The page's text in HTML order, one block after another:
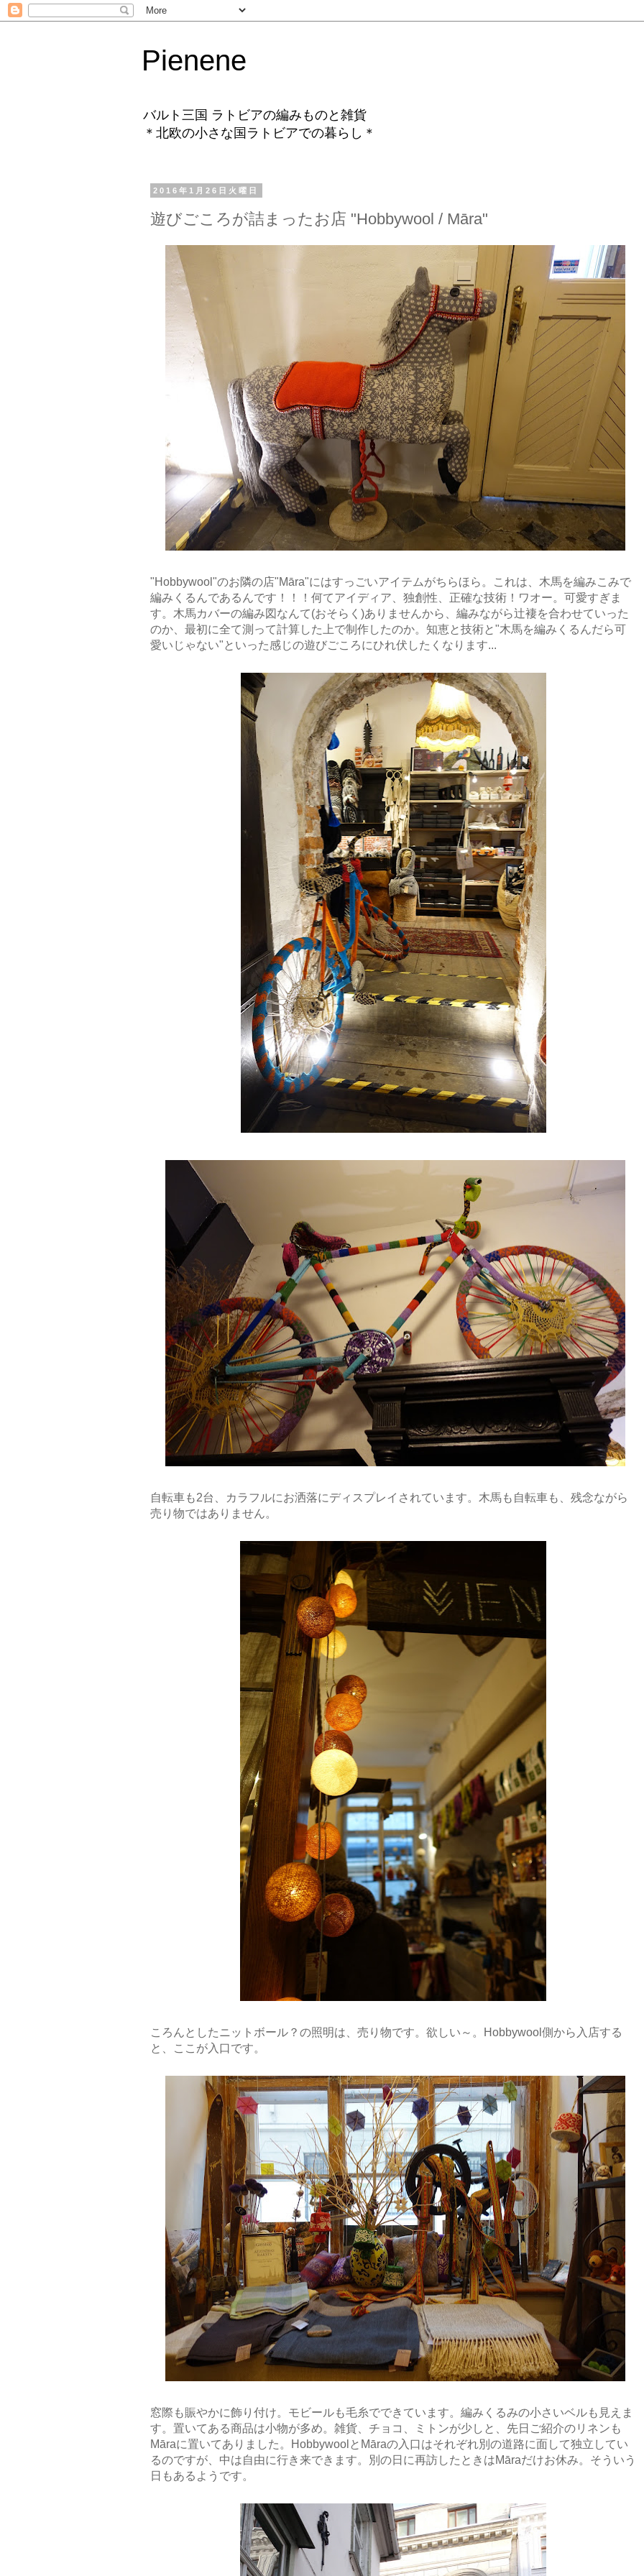
Pienene
バルト三国 ラトビアの編みものと雑貨
＊北欧の小さな国ラトビアでの暮らし＊
2016年1月26日火曜日
遊びごころが詰まったお店 "Hobbywool / Māra"
"Hobbywool"のお隣の店"Māra"にはすっごいアイテムがちらほら。これは、木馬を編みこみで
編みくるんであるんです！！！何てアイディア、独創性、正確な技術！ワオー。可愛すぎま
す。木馬カバーの編み図なんて(おそらく)ありませんから、編みながら辻褄を合わせていった
のか、最初に全て測って計算した上で制作したのか。知恵と技術と"木馬を編みくるんだら可
愛いじゃない"といった感じの遊びごころにひれ伏したくなります...
自転車も2台、カラフルにお洒落にディスプレイされています。木馬も自転車も、残念ながら
売り物ではありません。
ころんとしたニットボール？の照明は、売り物です。欲しい～。Hobbywool側から入店する
と、ここが入口です。
窓際も賑やかに飾り付け。モビールも毛糸でできています。編みくるみの小さいベルも見えま
す。置いてある商品は小物が多め。雑貨、チョコ、ミトンが少しと、先日ご紹介のリネンも
Māraに置いてありました。HobbywoolとMāraの入口はそれぞれ別の道路に面して独立してい
るのですが、中は自由に行き来できます。別の日に再訪したときはMāraだけお休み。そういう
日もあるようです。